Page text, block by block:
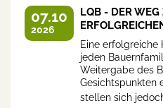
07.10
2026
LQB - DER WEG
Eine erfolgreiche
jeden
Weitergabe des
Gesichtspunkten
stellen sich